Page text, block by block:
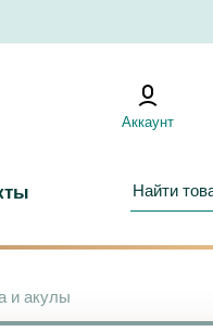
Аккаунт
и акулы